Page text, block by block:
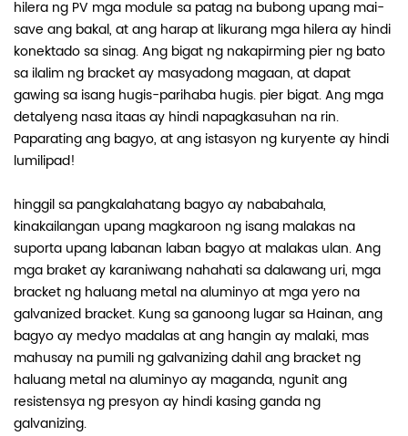
hilera ng PV mga module sa patag na bubong upang mai-
save ang bakal, at ang harap at likurang mga hilera ay hindi
konektado sa sinag. Ang bigat ng nakapirming pier ng bato
sa ilalim ng bracket ay masyadong magaan, at dapat
gawing sa isang hugis-parihaba hugis. pier bigat. Ang mga
detalyeng nasa itaas ay hindi napagkasuhan na rin.
Paparating ang bagyo, at ang istasyon ng kuryente ay hindi
lumilipad!
hinggil sa pangkalahatang bagyo ay nababahala,
kinakailangan upang magkaroon ng isang malakas na
suporta upang labanan laban bagyo at malakas ulan. Ang
mga braket ay karaniwang nahahati sa dalawang uri, mga
bracket ng haluang metal na aluminyo at mga yero na
galvanized bracket. Kung sa ganoong lugar sa Hainan, ang
bagyo ay medyo madalas at ang hangin ay malaki, mas
mahusay na pumili ng galvanizing dahil ang bracket ng
haluang metal na aluminyo ay maganda, ngunit ang
resistensya ng presyon ay hindi kasing ganda ng
galvanizing.